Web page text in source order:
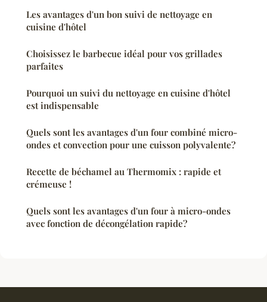
Les avantages d'un bon suivi de nettoyage en
cuisine d'hôtel
Choisissez le barbecue idéal pour vos grillades
parfaites
Pourquoi un suivi du nettoyage en cuisine d'hôtel
est indispensable
Quels sont les avantages d'un four combiné micro-
ondes et convection pour une cuisson polyvalente?
Recette de béchamel au Thermomix : rapide et
crémeuse !
Quels sont les avantages d'un four à micro-ondes
avec fonction de décongélation rapide?